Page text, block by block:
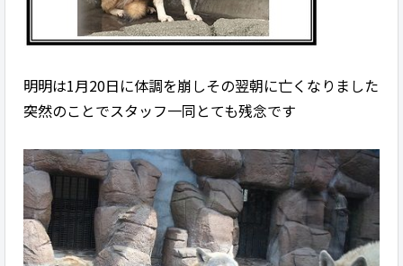
明明は1月20日に体調を崩しその翌朝に亡くなりました
突然のことでスタッフ一同とても残念です